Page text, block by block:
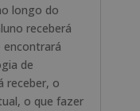
longo do
receberá
encontrará
de
receber, o
o que fazer